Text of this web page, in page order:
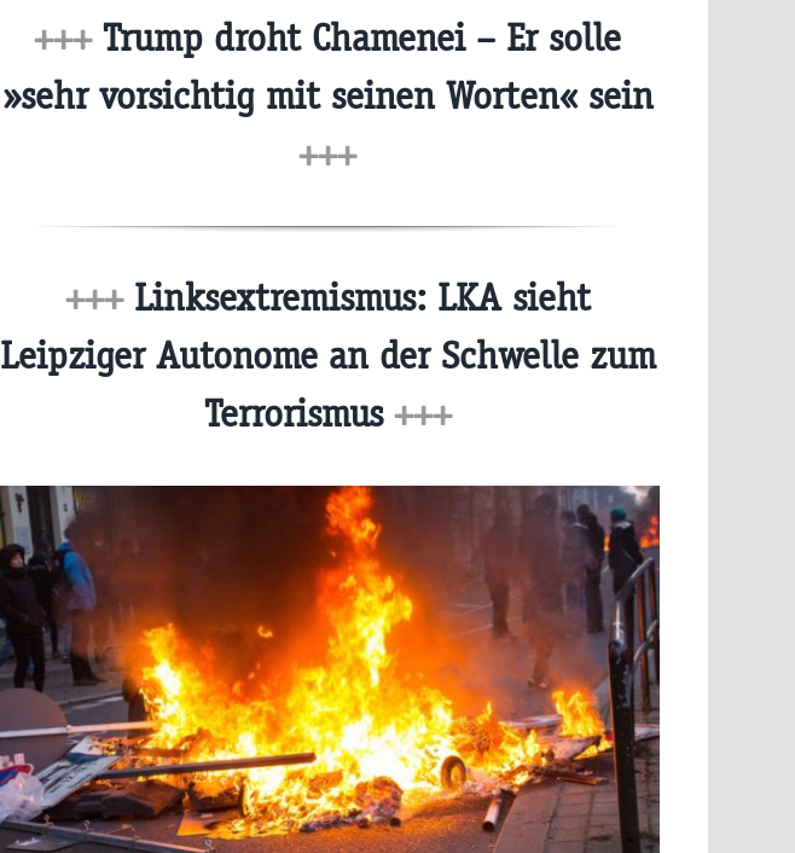
+++Trump droht Chamenei – Er solle
»sehr vorsichtig mit seinen Worten« sein
+++
+++Linksextremismus: LKA sieht
Leipziger Autonome an der Schwelle zum
Terrorismus +++